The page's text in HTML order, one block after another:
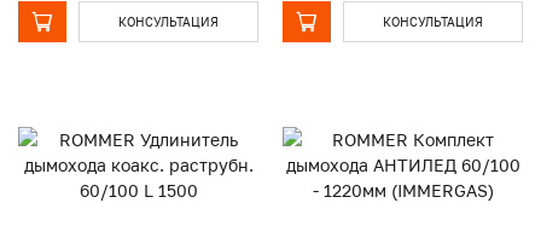
КОНСУЛЬТАЦИЯ КОНСУЛЬТАЦИЯ